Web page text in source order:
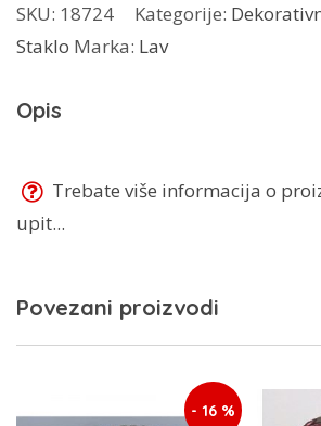
količina
SKU: 18724 Kategorije:
Staklo Marka: Lav
Opis
Trebate više informacija o
upit...
Povezani proizvodi
- 16 %